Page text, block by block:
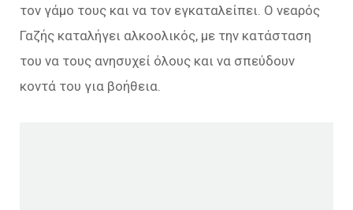
τον γάμο τους και να τον εγκαταλείπει. Ο νεαρός
Γαζής καταλήγει αλκοολικός, με την κατάσταση
του να τους ανησυχεί όλους και να σπεύδουν
κοντά του για βοήθεια.